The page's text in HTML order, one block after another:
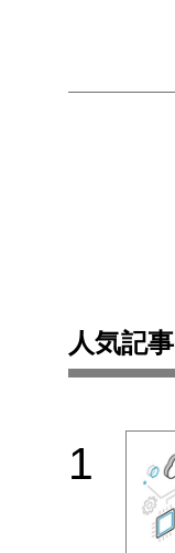
人気記事
1